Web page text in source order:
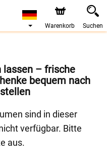
nehmen wir gerne
Liefertermin ist ab dem
Betriebsurlaub.
Warenkorb Suchen
lassen – frische
bequem nach
sind in dieser
verfügbar. Bitte
aus.